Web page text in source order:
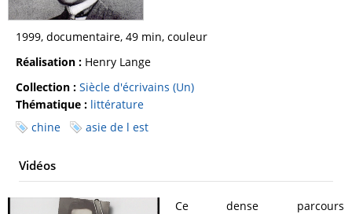
1999, documentaire, 49 min, couleur
Réalisation : Henry Lange
Collection : Siècle d'écrivains (Un)
Thématique : littérature
chine
asie de l est
Vidéos
Ce dense parcours